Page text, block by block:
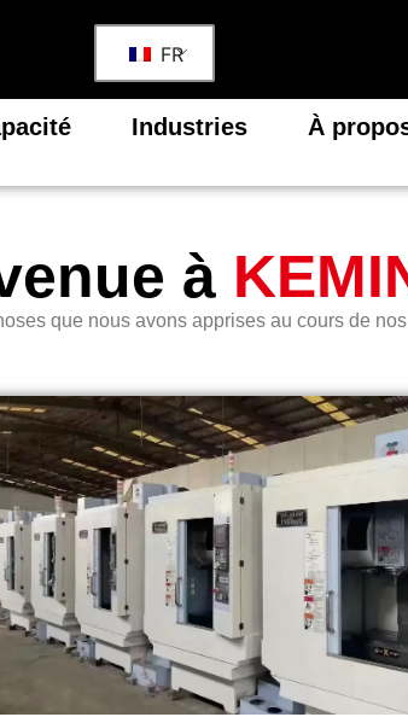
FR
Industries À
à
que nous avons apprises au cours de